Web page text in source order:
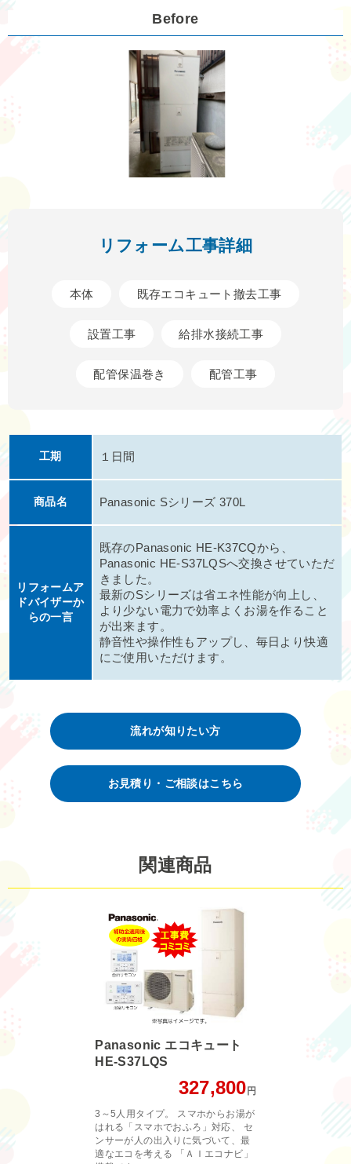
Before
リフォーム工事詳細
本体 既存エコキュート撤去工事
設置工事 給排水接続工事
配管保温巻き 配管工事
工期 １日間
商品名 Panasonic Sシリーズ 370L
リフォームア
ドバイザーか
らの一言
既存のPanasonic HE-K37CQから、
Panasonic HE-S37LQSへ交換させていただ
きました。
最新のSシリーズは省エネ性能が向上し、
より少ない電力で効率よくお湯を作ること
が出来ます。
静音性や操作性もアップし、毎日より快適
にご使用いただけます。
流れが知りたい方
お見積り・ご相談はこちら
関連商品
Panasonic エコキュート
HE-S37LQS
327,800円
3～5人用タイプ。 スマホからお湯が
はれる「スマホでおふろ」対応、 セ
ンサーが人の出入りに気づいて、最
適なエコを考える 「ＡＩエコナビ」